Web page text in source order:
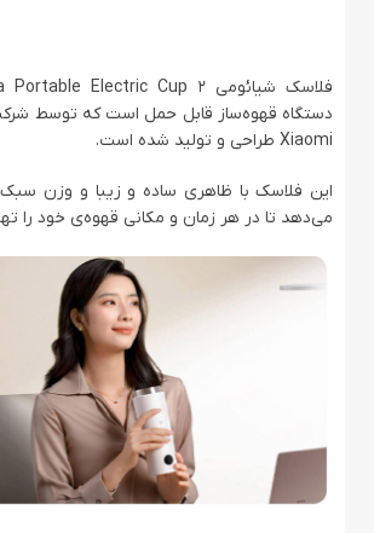
دستگاه قهوه‌ساز قابل حمل است که توسط
Xiaomi طراحی و تولید شده است.
این فلاسک با ظاهری ساده و زیبا و وزن سبک،
می‌دهد تا در هر زمان و مکانی قهوه‌ی خود را